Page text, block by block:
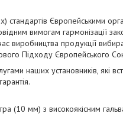
Європейськими
вимогам гармонізації
виробництва продукції
Підходу Європейського
наших установників, які
(10 мм) з високоякісним